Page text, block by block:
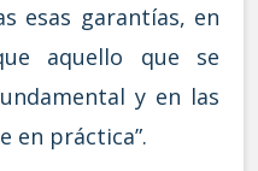
esas garantías, en
aquello que se
y en las
en práctica”.